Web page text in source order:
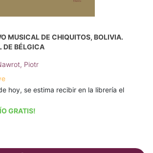
MUSICAL DE CHIQUITOS, BOLIVIA.
DE BÉLGICA
Piotr
hoy, se estima recibir en la librería el
GRATIS!